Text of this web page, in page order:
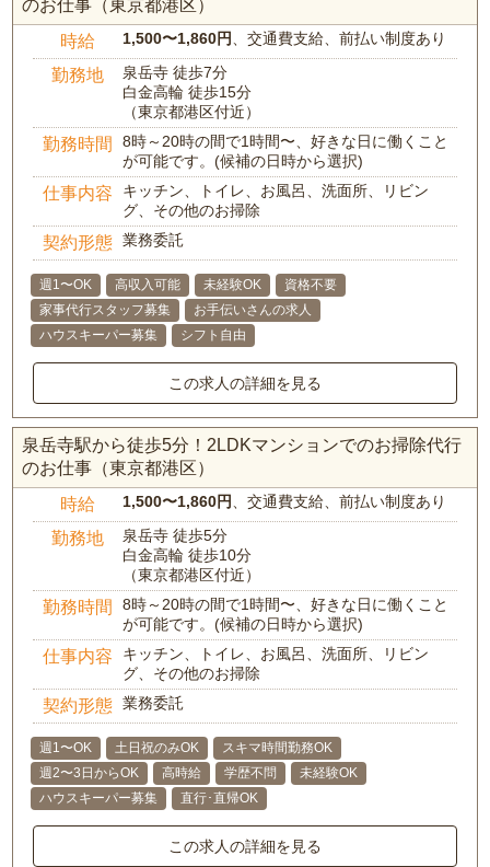
のお仕事（東京都港区）
時給 1,500〜1,860円、交通費支給、前払い制度あり
勤務地
泉岳寺 徒歩7分
白金高輪 徒歩15分
（東京都港区付近）
勤務時間
8時～20時の間で1時間〜、好きな日に働くこと
が可能です。(候補の日時から選択)
仕事内容
キッチン、トイレ、お風呂、洗面所、リビン
グ、その他のお掃除
契約形態 業務委託
週1〜OK 高収入可能 未経験OK
資格不要
家事代行スタッフ募集
お手伝いさんの求人
ハウスキーパー募集
シフト自由
この求人の詳細を見る
泉岳寺駅から徒歩5分！2LDKマンションでのお掃除代行
のお仕事（東京都港区）
時給 1,500〜1,860円、交通費支給、前払い制度あり
勤務地
泉岳寺 徒歩5分
白金高輪 徒歩10分
（東京都港区付近）
勤務時間
8時～20時の間で1時間〜、好きな日に働くこと
が可能です。(候補の日時から選択)
仕事内容
キッチン、トイレ、お風呂、洗面所、リビン
グ、その他のお掃除
契約形態 業務委託
週1〜OK 土日祝のみOK
スキマ時間勤務OK
週2〜3日からOK
高時給 学歴不問
未経験OK
ハウスキーパー募集
直行･直帰OK
この求人の詳細を見る